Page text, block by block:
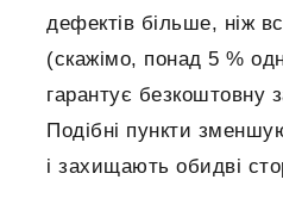
дефектів більше, ніж
(скажімо, понад 5 %
гарантує безкоштовну
Подібні пункти
і захищають обидві